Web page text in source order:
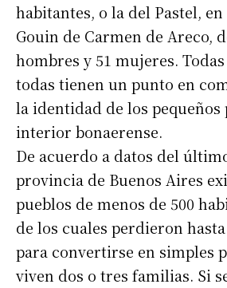
habitantes, o la del Pastel,
Gouin de Carmen de Areco,
hombres y 51 mujeres.
todas tienen un punto en
la identidad de los pequeños
interior bonaerense.
De acuerdo a datos del
provincia de Buenos Aires
pueblos de menos de 500
de los cuales perdieron
para convertirse en simples
viven dos o tres familias. Si